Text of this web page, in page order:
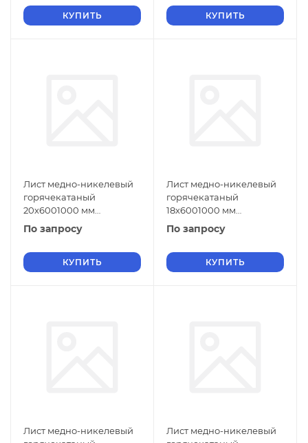
КУПИТЬ КУПИТЬ
Лист медно-никелевый
горячекатаный
20х6001000 мм
МНЖМц30-1-1 ГОСТ 5063-
По запросу
КУПИТЬ
Лист медно-никелевый
горячекатаный
18х6001000 мм
МНЖМц30-1-1 ГОСТ 5063-
По запросу
КУПИТЬ
Лист медно-никелевый
Лист медно-никелевый